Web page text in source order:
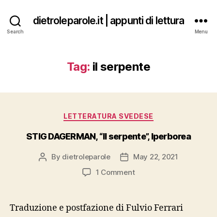
Search
dietroleparole.it | appunti di lettura
Menu
Tag: il serpente
Categories
LETTERATURA SVEDESE
STIG DAGERMAN, “Il serpente”, Iperborea
Post
By dietroleparole
PostMay 22, 2021
1 Commenton
“Il
Traduzione e postfazione di Fulvio Ferrari